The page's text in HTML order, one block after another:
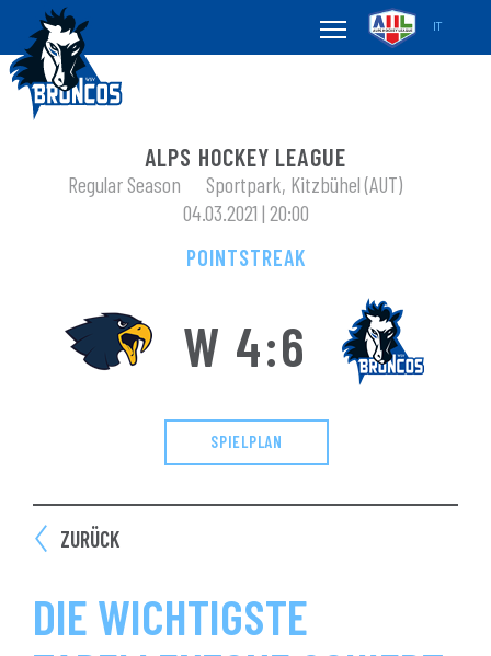
IT
ALPS HOCKEY LEAGUE
Regular Season
Sportpark, Kitzbühel (AUT)
04.03.2021 | 20:00
POINTSTREAK
W 4:6
SPIELPLAN
ZURÜCK
DIE WICHTIGSTE